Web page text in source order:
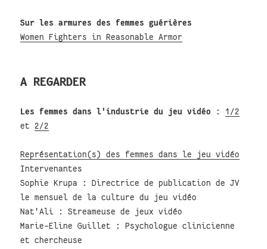
Sur les armures des femmes guérières
Women Fighters in Reasonable Armor
A REGARDER
Les femmes dans l'industrie du jeu vidéo : 1/2
et 2/2
Représentation(s) des femmes dans le jeu vidéo
Intervenantes
Sophie Krupa : Directrice de publication de JV
le mensuel de la culture du jeu vidéo
Nat'Ali : Streameuse de jeux vidéo
Marie-Eline Guillet : Psychologue clinicienne
et chercheuse